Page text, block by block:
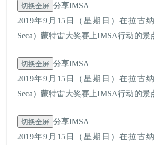
切换全屏 分享IMSA
2019年9月15日（星期日）在拉古
Seca）蒙特雷大奖赛上IMSA行动的景
切换全屏 分享IMSA
2019年9月15日（星期日）在拉古
Seca）蒙特雷大奖赛上IMSA行动的景
切换全屏 分享IMSA
2019年9月15日（星期日）在拉古